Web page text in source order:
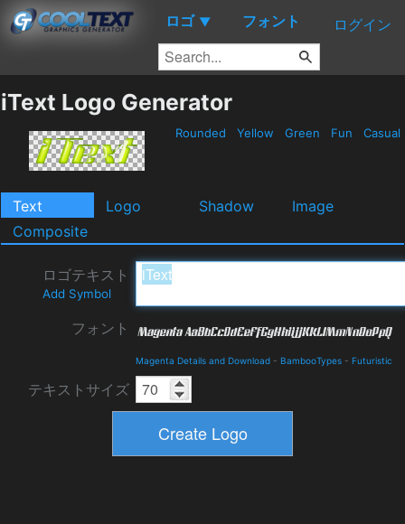
ロゴ ▼ フォント ログイン
iText Logo Generator
Rounded Yellow Green Fun Casual
Text Logo Shadow
Image
Composite
ロゴテキスト
Add Symbol
フォント
Magenta Details and Download - BambooTypes - Futuristic
テキストサイズ